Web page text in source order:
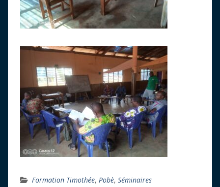
Formation Timothée, Pobè, Séminaires